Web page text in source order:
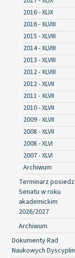
2016 - XLIX
2016 - XLVIII
2015 - XLVIII
2014 - XLVIII
2013 - XLVIII
2012 - XLVIII
2012 - XLVII
2011 - XLVII
2010 - XLVII
2009 - XLVII
2008 - XLVII
2008 - XLVI
2007 - XLVI
Archiwum
Terminarz
Senatu w roku
akademickim
2026/2027
Archiwum
Dokumenty Rad
Naukowych Dyscyplin